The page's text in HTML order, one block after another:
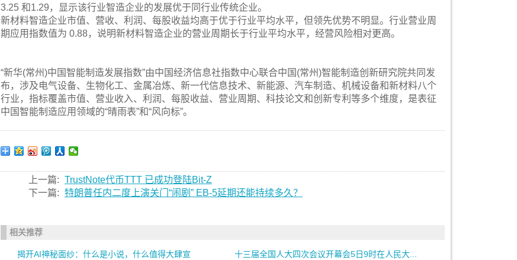
3.25 和1.29，显示该行业智造企业的发展优于同行业传统企业。
新材料智造企业市值、营收、利润、每股收益均高于优于行业平均水平，但领先优势不明显。行业营业周
期应用指数值为 0.88，说明新材料智造企业的营业周期长于行业平均水平，经营风险相对更高。
“新华(常州)中国智能制造发展指数”由中国经济信息社指数中心联合中国(常州)智能制造创新研究院共同发
布，涉及电气设备、生物化工、金属冶炼、新一代信息技术、新能源、汽车制造、机械设备和新材料八个
行业，指标覆盖市值、营业收入、利润、每股收益、营业周期、科技论文和创新专利等多个维度，是表征
中国智能制造应用领域的“晴雨表”和“风向标”。
上一篇: TrustNote代币TTT 已成功登陆Bit-Z
下一篇: 特朗普任内二度上演关门“闹剧” EB-5延期还能持续多久？
相关推荐
揭开AI神秘面纱：什么是小说，什么值得大肆宣
十三届全国人大四次会议开幕会5日9时在人民大...